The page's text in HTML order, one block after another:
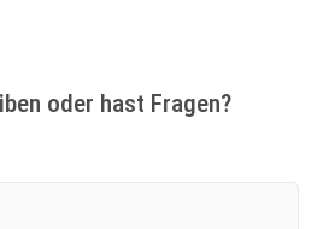
oder hast Fragen?